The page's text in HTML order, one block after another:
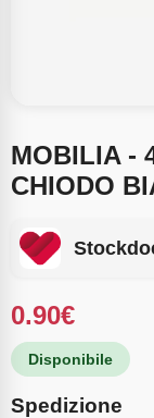
MOBILIA -
CHIODO
0.90€
Disponibile
Spedizione